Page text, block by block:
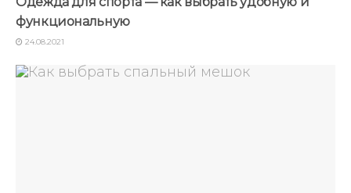
функциональную
24.08.2021